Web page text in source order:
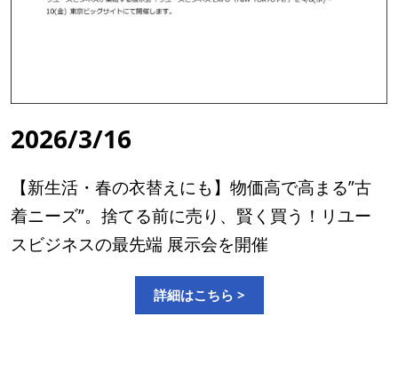
2026/3/16
【新生活・春の衣替えにも】物価高で高まる”古
着ニーズ”。捨てる前に売り、賢く買う！リユー
スビジネスの最先端 展示会を開催
詳細はこちら >